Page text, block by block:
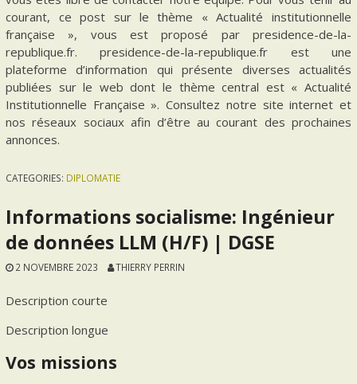
courant, ce post sur le thème « Actualité institutionnelle
française », vous est proposé par presidence-de-la-
republique.fr. presidence-de-la-republique.fr est une
plateforme d’information qui présente diverses actualités
publiées sur le web dont le thème central est « Actualité
Institutionnelle Française ». Consultez notre site internet et
nos réseaux sociaux afin d’être au courant des prochaines
annonces.
CATEGORIES: DIPLOMATIE
Informations socialisme: Ingénieur
de données LLM (H/F) | DGSE
2 NOVEMBRE 2023 THIERRY PERRIN
Description courte
Description longue
Vos missions